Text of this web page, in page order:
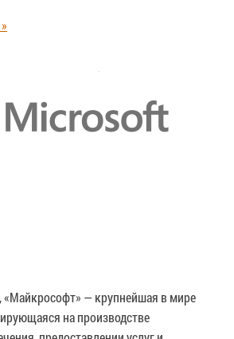
«Майкрософт» — крупнейшая в мире
на производстве